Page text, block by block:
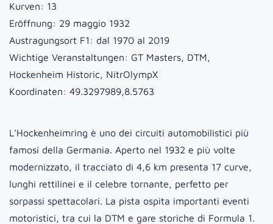
Kurven: 13
Eröffnung: 29 maggio 1932
Austragungsort F1: dal 1970 al 2019
Wichtige Veranstaltungen: GT Masters, DTM,
Hockenheim Historic, NitrOlympX
Koordinaten: 49.3297989,8.5763
L’Hockenheimring è uno dei circuiti automobilistici più
famosi della Germania. Aperto nel 1932 e più volte
modernizzato, il tracciato di 4,6 km presenta 17 curve,
lunghi rettilinei e il celebre tornante, perfetto per
sorpassi spettacolari. La pista ospita importanti eventi
motoristici, tra cui la DTM e gare storiche di Formula 1.